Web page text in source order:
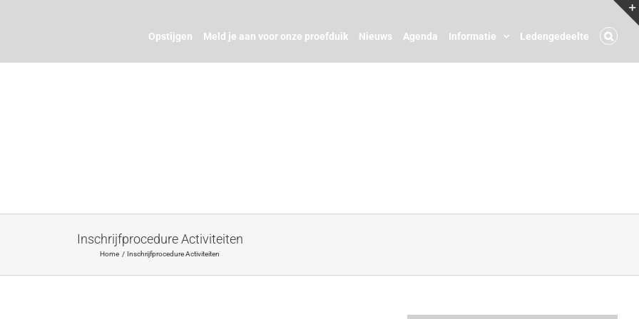
Opstijgen Meld je aan voor onze proefduik Nieuws Agenda Informatie Ledengedeelte
Inschrijfprocedure Activiteiten
Home Inschrijfprocedure Activiteiten